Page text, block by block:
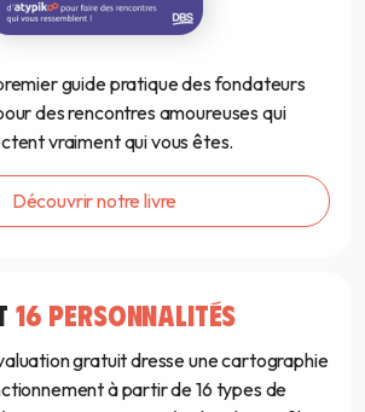
guide pratique des fondateurs
des rencontres amoureuses qui
vraiment qui vous êtes.
Découvrir notre livre
16 PERSONNALITÉS
gratuit dresse une cartographie
à partir de 16 types de